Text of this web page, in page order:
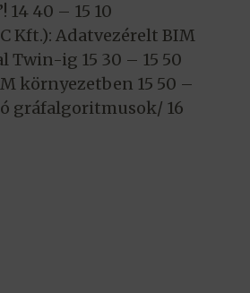
14 40 – 15 10
Kft.): Adatvezérelt BIM
ig 15 30 – 15 50
környezetben 15 50 –
gráfalgoritmusok/ 16